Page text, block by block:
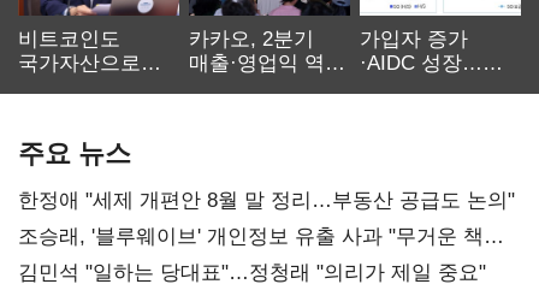
비트코인도
국가자산으로…'
카카오, 2분기
매출·영업익 역대
가입자 증가
·AIDC 성장…
주요 뉴스
한정애 "세제 개편안 8월 말 정리…부동산 공급도 논의"
조승래, '블루웨이브' 개인정보 유출 사과 "무거운 책임
통감"
김민석 "일하는 당대표"…정청래 "의리가 제일 중요"